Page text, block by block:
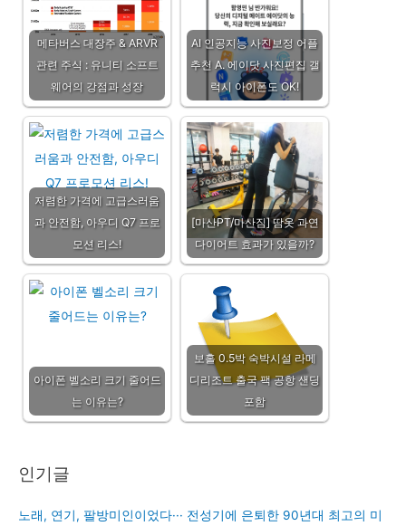
메타버스 대장주 & ARVR
관련 주식 : 유니티 소프트
웨어의 강점과 성장
AI 인공지능 사진보정 어플
추천 A. 에이닷 사진편집 갤
럭시 아이폰도 OK!
저렴한 가격에 고급스러움
과 안전함, 아우디 Q7 프로
모션 리스!
[마산PT/마산짐] 땀옷 과연
다이어트 효과가 있을까?
아이폰 벨소리 크기 줄어드
는 이유는?
보홀 0.5박 숙박시설 라메
디리조트 출국 팩 공항 샌딩
포함
인기글
노래, 연기, 팔방미인이었다··· 전성기에 은퇴한 90년대 최고의 미